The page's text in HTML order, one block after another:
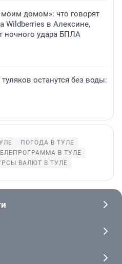
домом»: что говорят
Wildberries в Алексине,
ночного удара БПЛА
останутся без воды:
ПОГОДА В ТУЛЕ
В ТУЛЕ
ВАЛЮТ В ТУЛЕ